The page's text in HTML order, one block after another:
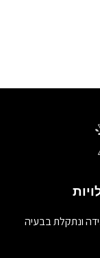
ונתקלת בבעיה